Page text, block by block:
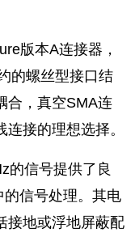
版本A连接器，
的螺丝型接口结
合，真空SMA连
接的理想选择。
的信号提供了良
信号处理。其电
接地或浮地屏蔽配